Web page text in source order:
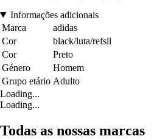
Informações adicionais
Marca
adidas
Cor
black/luta/refsil
Cor
Preto
Género
Homem
Grupo etário Adulto
Loading...
Loading...
Todas as nossas marcas